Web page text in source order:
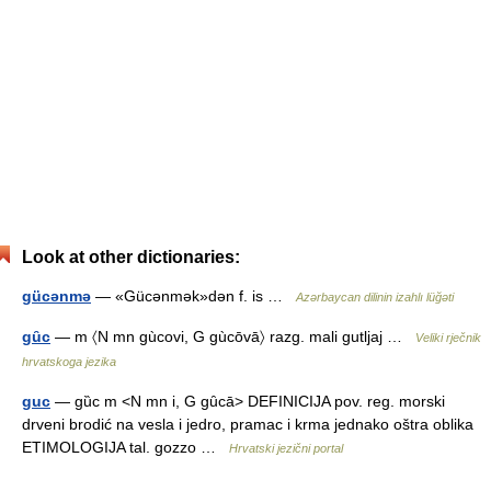
Look at other dictionaries:
gücənmə — «Gücənmək»dən f. is … Azərbaycan dilinin izahlı lüğəti
gȗc — m 〈N mn gùcovi, G gùcōvā〉 razg. mali gutljaj …
Veliki rječnik
hrvatskoga jezika
guc — gȕc m <N mn i, G gȗcā> DEFINICIJA pov. reg. morski
drveni brodić na vesla i jedro, pramac i krma jednako oštra oblika
ETIMOLOGIJA tal. gozzo …
Hrvatski jezični portal